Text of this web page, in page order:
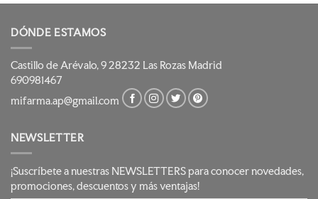
DÓNDE ESTAMOS
Castillo de Arévalo, 9 28232 Las Rozas Madrid
690981467
mifarma.ap@gmail.com
NEWSLETTER
¡Suscríbete a nuestras NEWSLETTERS para conocer novedades,
promociones, descuentos y más ventajas!